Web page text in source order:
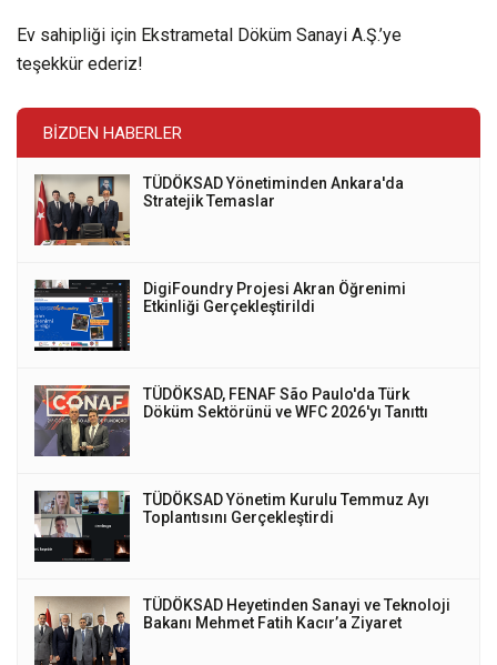
Ev sahipliği için Ekstrametal Döküm Sanayi A.Ş.’ye
teşekkür ederiz!
BIZDEN HABERLER
TÜDÖKSAD Yönetiminden Ankara'da
Stratejik Temaslar
DigiFoundry Projesi Akran Öğrenimi
Etkinliği Gerçekleştirildi
TÜDÖKSAD, FENAF São Paulo'da Türk
Döküm Sektörünü ve WFC 2026'yı Tanıttı
TÜDÖKSAD Yönetim Kurulu Temmuz Ayı
Toplantısını Gerçekleştirdi
TÜDÖKSAD Heyetinden Sanayi ve Teknoloji
Bakanı Mehmet Fatih Kacır’a Ziyaret